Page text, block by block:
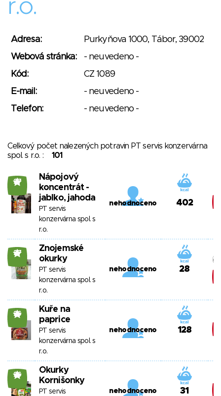
r.o.
Adresa:
Purkyňova 1000, Tábor, 39002
Webová stránka:
- neuvedeno -
Kód:
CZ 1089
E-mail:
- neuvedeno -
Telefon:
- neuvedeno -
Celkový počet nalezených potravin PT servis konzervárna
spol. s r.o. : 101
27
Nápojový
koncentrát -
jablko, jahoda
PT servis
konzervárna spol. s
r.o.
nehodnoceno 402
27
Znojemské
okurky
PT servis
konzervárna spol. s
r.o.
nehodnoceno 28
26
Kuře na
paprice
PT servis
konzervárna spol. s
r.o.
nehodnoceno 128
26
Okurky
Kornišonky
PT servis
nehodnoceno 31